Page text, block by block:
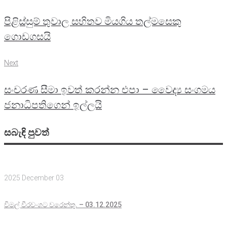
navigation
පිළිස්සුම් තුවාල සහිතව මියගිය තල්මසෙකු
ගොඩගසයි
Next
Next
සංචරණ සීමා ඉවත් කරන්න එපා – වෛද්‍ය සංගමය
ජනාධිපතිගෙන් ඉල්ලයි
සබැඳි පුවත්
2025 December 03
විමල් වීරවංශට වරෙන්තු. – 03.12.2025